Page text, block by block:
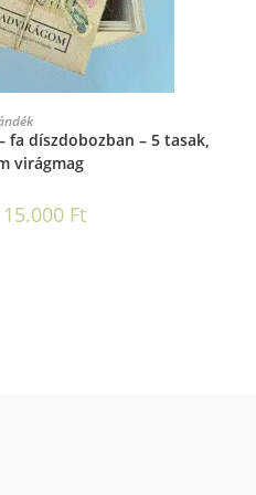
TESZEM
– fa díszdobozban – 5 tasak,
virágmag
15.000 Ft